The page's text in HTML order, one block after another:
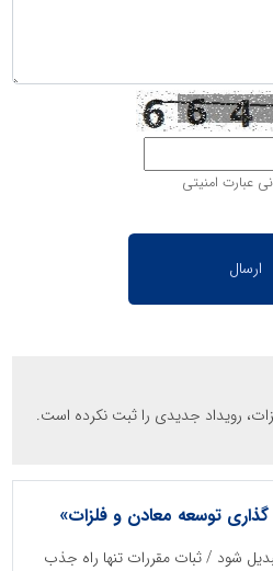
عبارت امنیتی
رویداد جدیدی را ثبت نکرده است.
گذاری توسعه معادن و فلزات»
شود / ثبات مقررات تنها راه جذب